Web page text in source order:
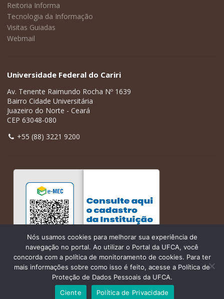
Reitoria Informa
Tecnologia da Informação
Visitas Guiadas
Webmail
Universidade Federal do Cariri
Av. Tenente Raimundo Rocha Nº 1639
Bairro Cidade Universitária
Juazeiro do Norte - Ceará
CEP 63048-080
+55 (88) 3221 9200
Nós usamos cookies para melhorar sua experiência de
navegação no portal. Ao utilizar o Portal da UFCA, você
concorda com a política de monitoramento de cookies. Para ter
mais informações sobre como isso é feito, acesse a Política de
Proteção de Dados Pessoais da UFCA.
Ciente
Política de Privacidade